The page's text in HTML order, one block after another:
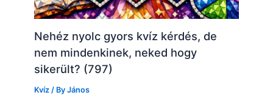
Nehéz nyolc gyors kvíz kérdés, de
nem mindenkinek, neked hogy
sikerült? (797)
Kvíz / ByJános